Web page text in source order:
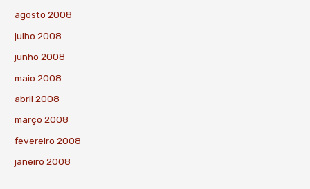
agosto 2008
julho 2008
junho 2008
maio 2008
abril 2008
março 2008
fevereiro 2008
janeiro 2008